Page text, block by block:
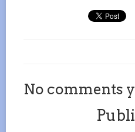
No comments